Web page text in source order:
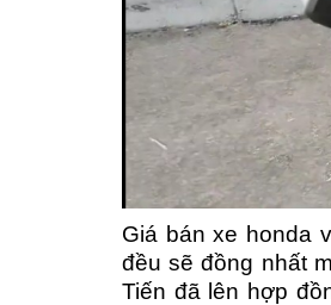
Giá bán xe honda
đều sẽ đồng nhất
Tiến đã lên hợp